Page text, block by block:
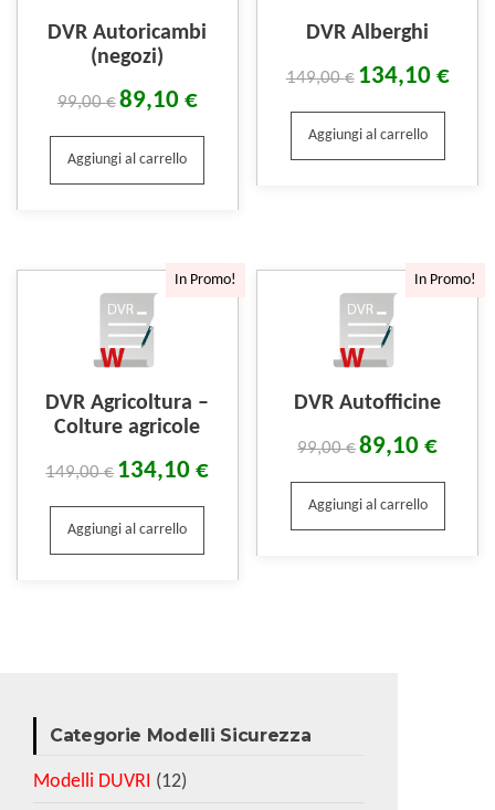
DVR Autoricambi
(negozi)
99,00€89,10 €
Aggiungi al carrello
DVR Alberghi
149,00€ 134,10 €
Aggiungi al carrello
In Promo!
DVR Agricoltura –
Colture agricole
149,00€ 134,10€
Aggiungi al carrello
In Promo!
DVR Autofficine
99,00€89,10€
Aggiungi al carrello
Categorie Modelli Sicurezza
Modelli DUVRI (12)